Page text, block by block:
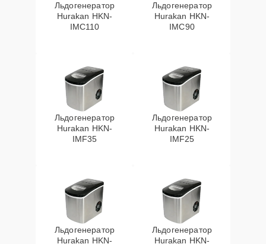
Льдогенератор
Hurakan HKN-
IMC110
Льдогенератор
Hurakan HKN-
IMC90
Льдогенератор
Hurakan HKN-
IMF35
Льдогенератор
Hurakan HKN-
IMF25
Льдогенератор
Hurakan HKN-
Льдогенератор
Hurakan HKN-